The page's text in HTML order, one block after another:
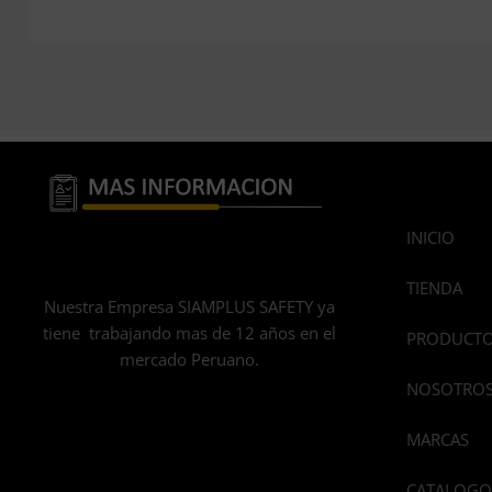
Nuestra Empresa SIAMPLUS SAFETY ya
tiene trabajando mas de 12 años en el
mercado Peruano.
INICIO
TIENDA
MARCAS